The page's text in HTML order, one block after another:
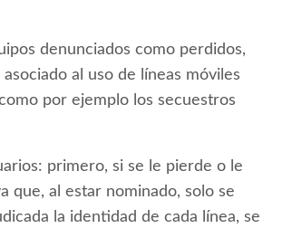
denunciados como perdidos,
al uso de líneas móviles
por ejemplo los secuestros
primero, si se le pierde o le
que, al estar nominado, solo se
la identidad de cada línea, se